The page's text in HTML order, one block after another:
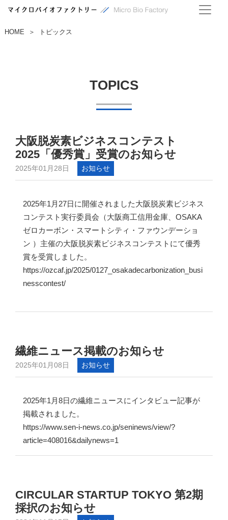
HOME ＞ トピックス
TOPICS
大阪脱炭素ビジネスコンテスト
2025「優秀賞」受賞のお知らせ
2025年01月28日 お知らせ
2025年1月27日に開催されました大阪脱炭素ビジネス
コンテスト実行委員会（大阪商工信用金庫、OSAKA
ゼロカーボン・スマートシティ・ファウンデーショ
ン ）主催の大阪脱炭素ビジネスコンテストにて優秀
賞を受賞しました。
https://ozcaf.jp/2025/0127_osakadecarbonization_busi
nesscontest/
繊維ニュース掲載のお知らせ
2025年01月08日 お知らせ
2025年1月8日の繊維ニュースにインタビュー記事が
掲載されました。
https://www.sen-i-news.co.jp/seninews/view/?
article=408016&dailynews=1
CIRCULAR STARTUP TOKYO 第2期
採択のお知らせ